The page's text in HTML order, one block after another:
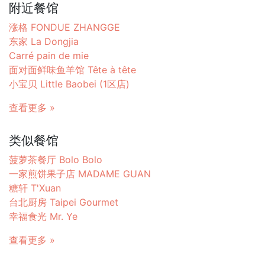
附近餐馆
涨格 FONDUE ZHANGGE
东家 La Dongjia
Carré pain de mie
面对面鲜味鱼羊馆 Tête à tête
小宝贝 Little Baobei (1区店)
查看更多 »
类似餐馆
菠萝茶餐厅 Bolo Bolo
一家煎饼果子店 MADAME GUAN
糖轩 T'Xuan
台北厨房 Taipei Gourmet
幸福食光 Mr. Ye
查看更多 »